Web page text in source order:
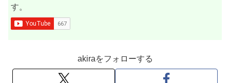
す。
akiraをフォローする